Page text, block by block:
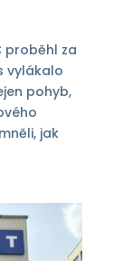
proběhl za
vylákalo
pohyb,
jak